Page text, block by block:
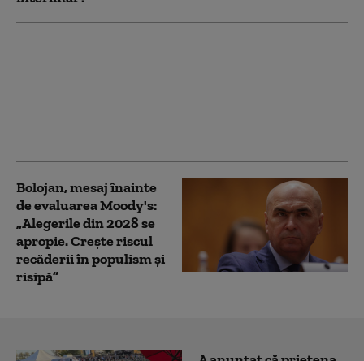
Bolojan, mesaj înainte
de evaluarea Moody's:
„Alegerile din 2028 se
apropie. Crește riscul
recăderii în populism și
risipă”